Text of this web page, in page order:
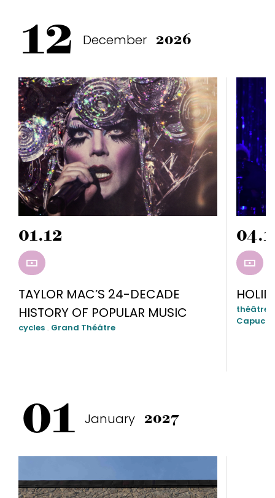
12 December 2026
01.12
RÉSERVER
TAYLOR MAC’S 24-DECADE
HISTORY OF POPULAR MUSIC
cycles . Grand Théâtre
théâtre
01 January 2027